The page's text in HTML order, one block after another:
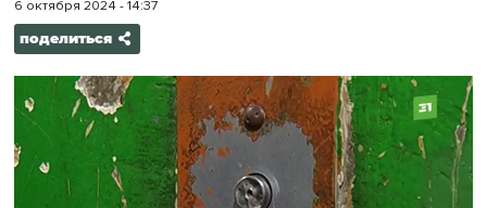
6 октября 2024 - 14:37
поделиться